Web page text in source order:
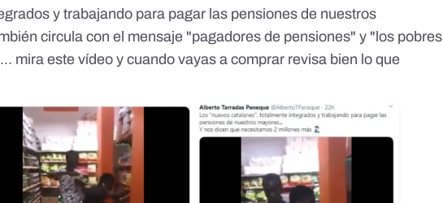
y trabajando para pagar las pensiones de nuestros
circula con el mensaje "pagadores de pensiones" y "los pobres
mira este vídeo y cuando vayas a comprar revisa bien lo que